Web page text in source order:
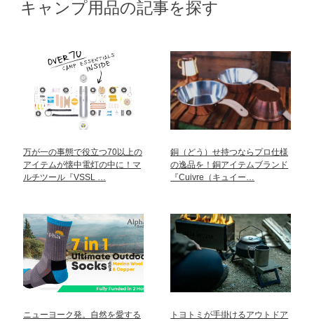
キャンプ用品の記事を探す
万が一の事態で役立つ70以上の
アイテムが懐中電灯の中に！マ
ルチツール『VSSL …
銅（どう）せ持つならプロ仕様
の逸品を！銅アイテムブランド
『Cuivre（キュイー…
ニューヨーク発。自然を愛する
トヨトミが手掛けるアウトドア